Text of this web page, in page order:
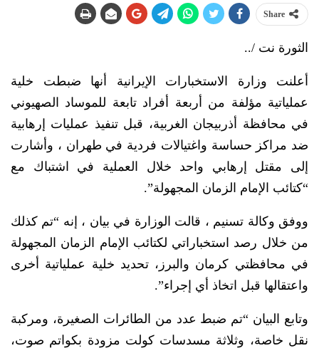
Share
الثورة نت /..
أعلنت وزارة الاستخبارات الإيرانية أنها ضبطت خلية
عملياتية مؤلفة من أربعة أفراد تابعة للموساد الصهيوني
في محافظة أذربيجان الغربية، قبل تنفيذ عمليات إرهابية
ضد مراكز حساسة واغتيالات فردية في طهران ، وأشارت
إلى مقتل إرهابي واحد خلال العملية في اشتباك مع
“كتائب الإمام الزمان المجهولة”.
ووفق وكالة تسنيم ، قالت الوزارة في بيان ، إنه “تم كذلك
من خلال رصد استخباراتي لكتائب الإمام الزمان المجهولة
في محافظتي كرمان والبرز، تحديد خلية عملياتية أخرى
واعتقالها قبل اتخاذ أي إجراء”.
وتابع البيان “تم ضبط عدد من الطائرات الصغيرة، ومركبة
نقل خاصة، وثلاثة مسدسات كولت مزودة بكواتم صوت،